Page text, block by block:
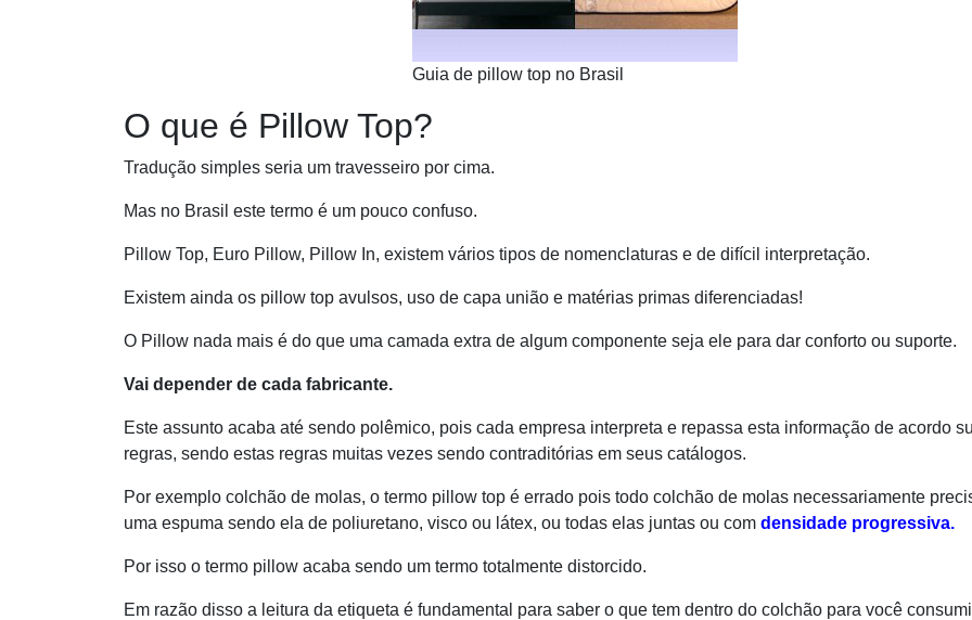
Guia de pillow top no Brasil
O que é Pillow Top?
Tradução simples seria um travesseiro por cima.
Mas no Brasil este termo é um pouco confuso.
Pillow Top, Euro Pillow, Pillow In, existem vários tipos de nomenclaturas e de difícil interpretação.
Existem ainda os pillow top avulsos, uso de capa união e matérias primas diferenciadas!
O Pillow nada mais é do que uma camada extra de algum componente seja ele para dar conforto ou suporte.
Vai depender de cada fabricante.
Este assunto acaba até sendo polêmico, pois cada empresa interpreta e repassa esta informação de acordo
regras, sendo estas regras muitas vezes sendo contraditórias em seus catálogos.
Por exemplo colchão de molas, o termo pillow top é errado pois todo colchão de molas necessariamente
uma espuma sendo ela de poliuretano, visco ou látex, ou todas elas juntas ou com densidade progressiva.
Por isso o termo pillow acaba sendo um termo totalmente distorcido.
Em razão disso a leitura da etiqueta é fundamental para saber o que tem dentro do colchão para você